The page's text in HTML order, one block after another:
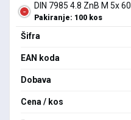
DIN 7985 4.8 ZnB M 5x 60
Pakiranje: 100 kos
Šifra
EAN koda
Dobava
Cena / kos